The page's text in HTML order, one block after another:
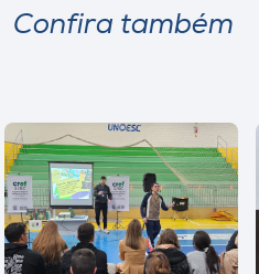
Confira também